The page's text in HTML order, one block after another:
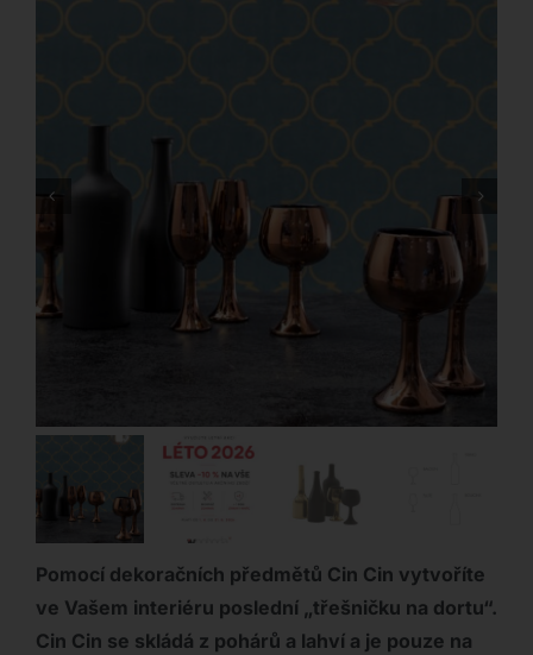
Pomocí dekoračních předmětů Cin Cin vytvoříte
ve Vašem interiéru poslední „třešničku na dortu“.
Cin Cin se skládá z pohárů a lahví a je pouze na